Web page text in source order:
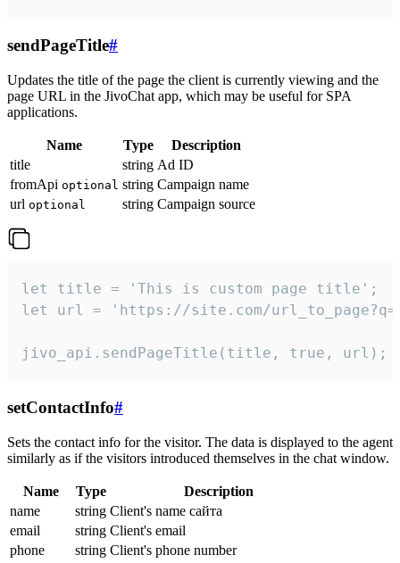
sendPageTitle#
Updates the title of the page the client is currently viewing and the
page URL in the JivoChat app, which may be useful for SPA
applications.
Name Type
Description
title
string Ad ID
fromApi optional string Campaign name
url optional string Campaign source
let title = 'This is custom page title';
let url = 'https://site.com/
jivo_api.sendPageTitle(title, true, url);
setContactInfo#
Sets the contact info for the visitor. The data is displayed to the agent
similarly as if the visitors introduced themselves in the chat window.
Name Type
Description
name
string Client's name сайта
email
string Client's email
phone
string Client's phone number